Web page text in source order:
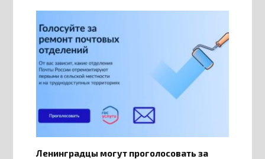
Ленинградцы могут проголосовать за